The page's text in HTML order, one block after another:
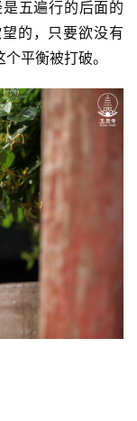
五遍行的后面的
的，只要欲没有
平衡被打破。